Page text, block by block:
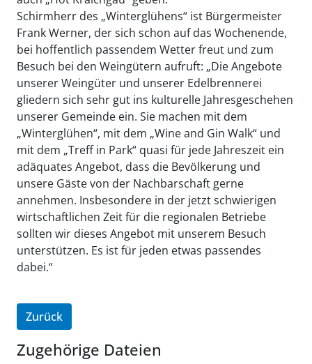
Schirmherr des „Winterglühens“ ist Bürgermeister
Frank Werner, der sich schon auf das Wochenende,
bei hoffentlich passendem Wetter freut und zum
Besuch bei den Weingütern aufruft: „Die Angebote
unserer Weingüter und unserer Edelbrennerei
gliedern sich sehr gut ins kulturelle Jahresgeschehen
unserer Gemeinde ein. Sie machen mit dem
„Winterglühen“, mit dem „Wine and Gin Walk“ und
mit dem „Treff in Park“ quasi für jede Jahreszeit ein
adäquates Angebot, dass die Bevölkerung und
unsere Gäste von der Nachbarschaft gerne
annehmen. Insbesondere in der jetzt schwierigen
wirtschaftlichen Zeit für die regionalen Betriebe
sollten wir dieses Angebot mit unserem Besuch
unterstützen. Es ist für jeden etwas passendes
dabei.“
Zurück
Zugehörige Dateien